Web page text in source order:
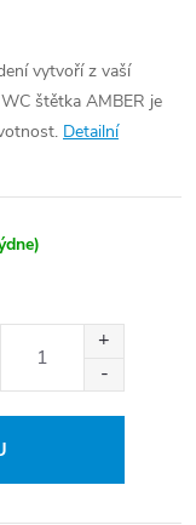
vytvoří z vaší
štětka AMBER je
Detailní